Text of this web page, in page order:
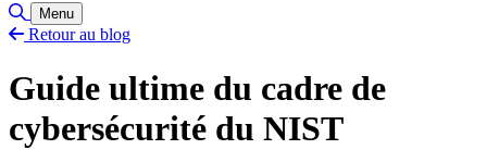
Basculer la recherche
Menu
Retour au blog
Guide ultime du cadre de
cybersécurité du NIST